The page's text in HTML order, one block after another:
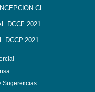
DCCP 2021
DCCP 2021
Sugerencias